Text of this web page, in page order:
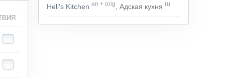
Hell's Kitchen en + orig , Адская кухня ru